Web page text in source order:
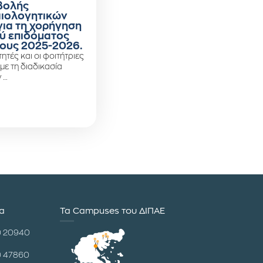
τη χορήγηση
επιδόματος
2025-2026.
και οι φοιτήτριες
τη διαδικασία
20940
47860
Τα Campuses του ΔΙΠΑΕ